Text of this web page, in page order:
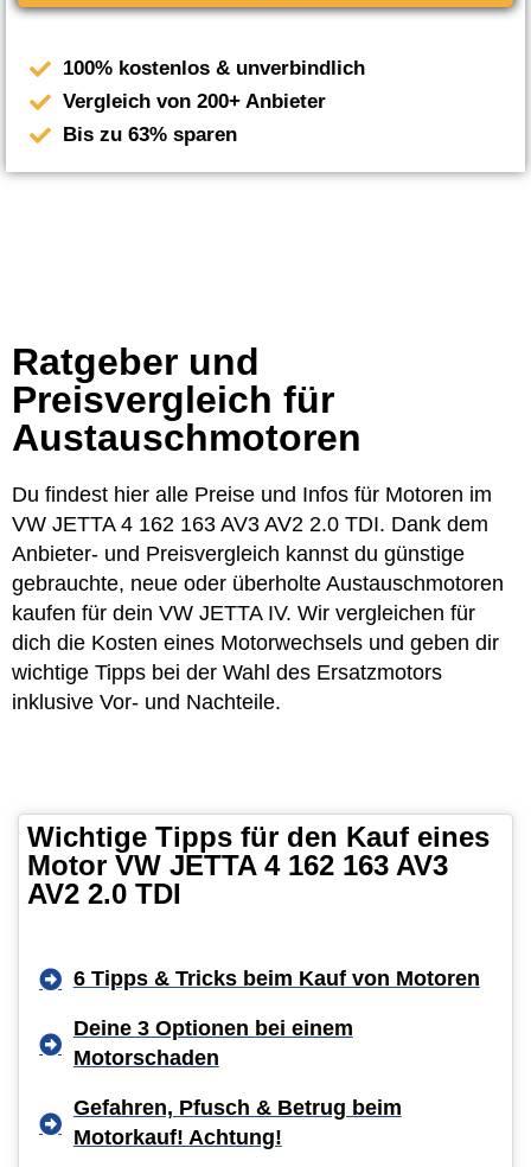
100% kostenlos & unverbindlich
Vergleich von 200+ Anbieter
Bis zu 63% sparen
Ratgeber und
Preisvergleich für
Austauschmotoren
Du findest hier alle Preise und Infos für Motoren im
VW JETTA 4 162 163 AV3 AV2 2.0 TDI. Dank dem
Anbieter- und Preisvergleich kannst du günstige
gebrauchte, neue oder überholte Austauschmotoren
kaufen für dein VW JETTA IV. Wir vergleichen für
dich die Kosten eines Motorwechsels und geben dir
wichtige Tipps bei der Wahl des Ersatzmotors
inklusive Vor- und Nachteile.
Wichtige Tipps für den Kauf eines
Motor VW JETTA 4 162 163 AV3
AV2 2.0 TDI
6 Tipps & Tricks beim Kauf von Motoren
Deine 3 Optionen bei einem
Motorschaden
Gefahren, Pfusch & Betrug beim
Motorkauf! Achtung!